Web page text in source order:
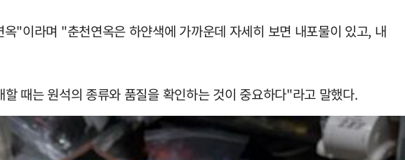
"이라며 "춘천연옥은 하얀색에 가까운데 자세히 보면 내포물이 있고, 내
때는 원석의 종류와 품질을 확인하는 것이 중요하다"라고 말했다.